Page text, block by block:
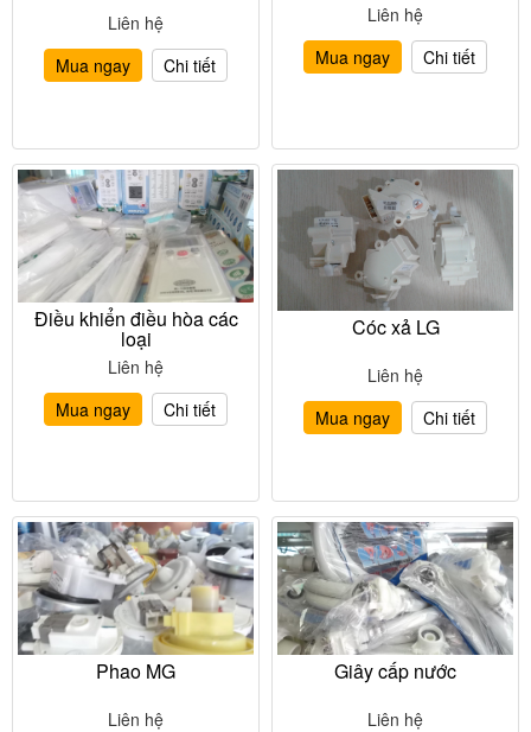
Liên hệ
Mua ngay
Chi tiết
Liên hệ
Mua ngay
Chi tiết
Điều khiển điều hòa các
loại
Liên hệ
Mua ngay
Chi tiết
Cóc xả LG
Liên hệ
Mua ngay
Chi tiết
Phao MG
Liên hệ
Giây cấp nước
Liên hệ